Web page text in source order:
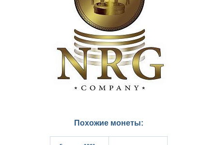
Похожие монеты: